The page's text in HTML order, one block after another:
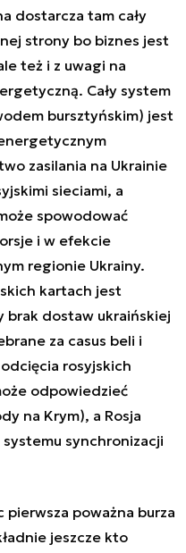
dostarcza tam cały
strony bo biznes jest
też i z uwagi na
Cały system
bursztyńskim) jest
zasilania na Ukrainie
sieciami, a
spowodować
i w efekcie
regionie Ukrainy.
kartach jest
brak dostaw ukraińskiej
za casus beli i
rosyjskich
odpowiedzieć
na Krym), a Rosja
synchronizacji
pierwsza poważna burza
jeszcze kto